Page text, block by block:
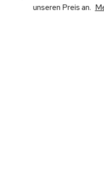
unseren Preis an.